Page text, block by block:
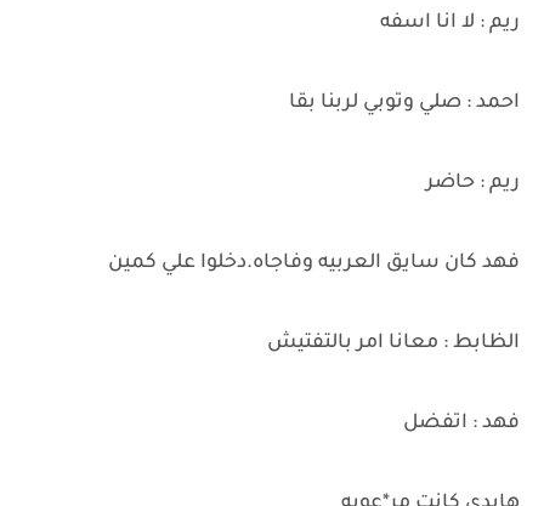
ريم : لا انا اسفه
احمد : صلي وتوبي لربنا بقا
ريم : حاضر
فهد كان سايق العربيه وفاجاه.دخلوا علي كمين
الظابط : معانا امر بالتفتيش
فهد : اتفضل